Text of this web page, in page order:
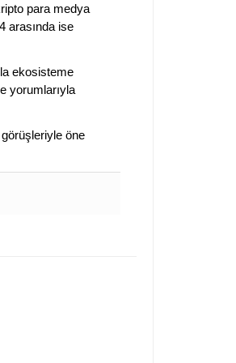
para medya
arasında ise
ekosisteme
yorumlarıyla
öne